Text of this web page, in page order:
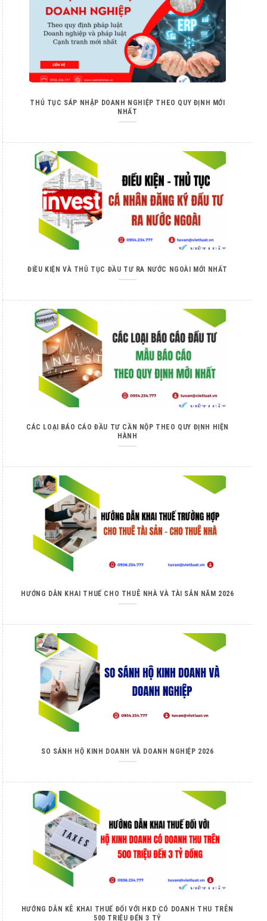
THỦ TỤC SÁP NHẬP DOANH NGHIỆP THEO QUY ĐỊNH MỚI
NHẤT
ĐIỀU KIỆN VÀ THỦ TỤC ĐẦU TƯ RA NƯỚC NGOÀI MỚI NHẤT
CÁC LOẠI BÁO CÁO ĐẦU TƯ CẦN NỘP THEO QUY ĐỊNH HIỆN
HÀNH
HƯỚNG DẪN KHAI THUẾ CHO THUÊ NHÀ VÀ TÀI SẢN NĂM 2026
SO SÁNH HỘ KINH DOANH VÀ DOANH NGHIỆP 2026
HƯỚNG DẪN KÊ KHAI THUẾ ĐỐI VỚI HKD CÓ DOANH THU TRÊN
500 TRIỆU ĐẾN 3 TỶ